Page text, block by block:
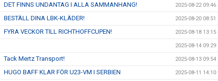
DET FINNS UNDANTAG I ALLA SAMMANHANG! 2025-08-22 09:46
BESTÄLL DINA LBK-KLÄDER! 2025-08-20 08:51
FYRA VECKOR TILL RICHTHOFFCUPEN! 2025-08-18 13:15
2025-08-14 09:29
Tack Mertz Transport! 2025-08-13 09:54
HUGO BAFF KLAR FÖR U23-VM I SERBIEN 2025-08-11 14:10